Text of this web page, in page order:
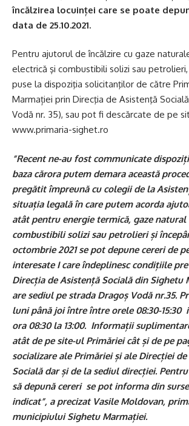
încălzirea locuinței care se poate
data de 25.10.2021.
Pentru ajutorul de încălzire cu gaze
electrică şi combustibili solizi sau
puse la dispoziţia solicitanţilor de către
Marmației prin Direcţia de Asistenţă
Vodă nr. 35), sau pot fi descărcate de pe
www.primaria-sighet.ro
”Recent ne-au fost communicate
baza cărora putem demara această
pregătit împreună cu colegii de la
situația legală în care putem acorda
atât pentru energie termică, gaze
combustibili solizi sau petrolieri și
octombrie 2021 se pot depune cereri de
interesate I care îndeplinesc condițiile
Direcția de Asistență Socială din Sighetu
are sediul pe strada Dragoș Vodă nr.35.
luni până joi între între orele 08:30-15:30
ora 08:30 la 13:00. Informații
atât de pe site-ul Primăriei cât și de pe
socializare ale Primăriei și ale Direcției
Socială dar și de la sediul direcției.
să depună cereri se pot informa din
indicat”, a precizat Vasile Moldovan,
municipiului Sighetu Marmației.